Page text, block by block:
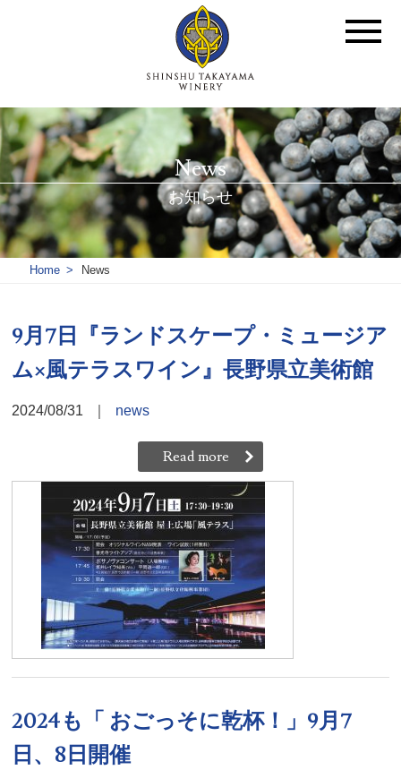
News
お知らせ
Home News
9月7日『ランドスケープ・ミュージア
ム×風テラスワイン』長野県立美術館
2024/08/31 news
Read more
2024も「 おごっそに乾杯！」9月7
日、8日開催